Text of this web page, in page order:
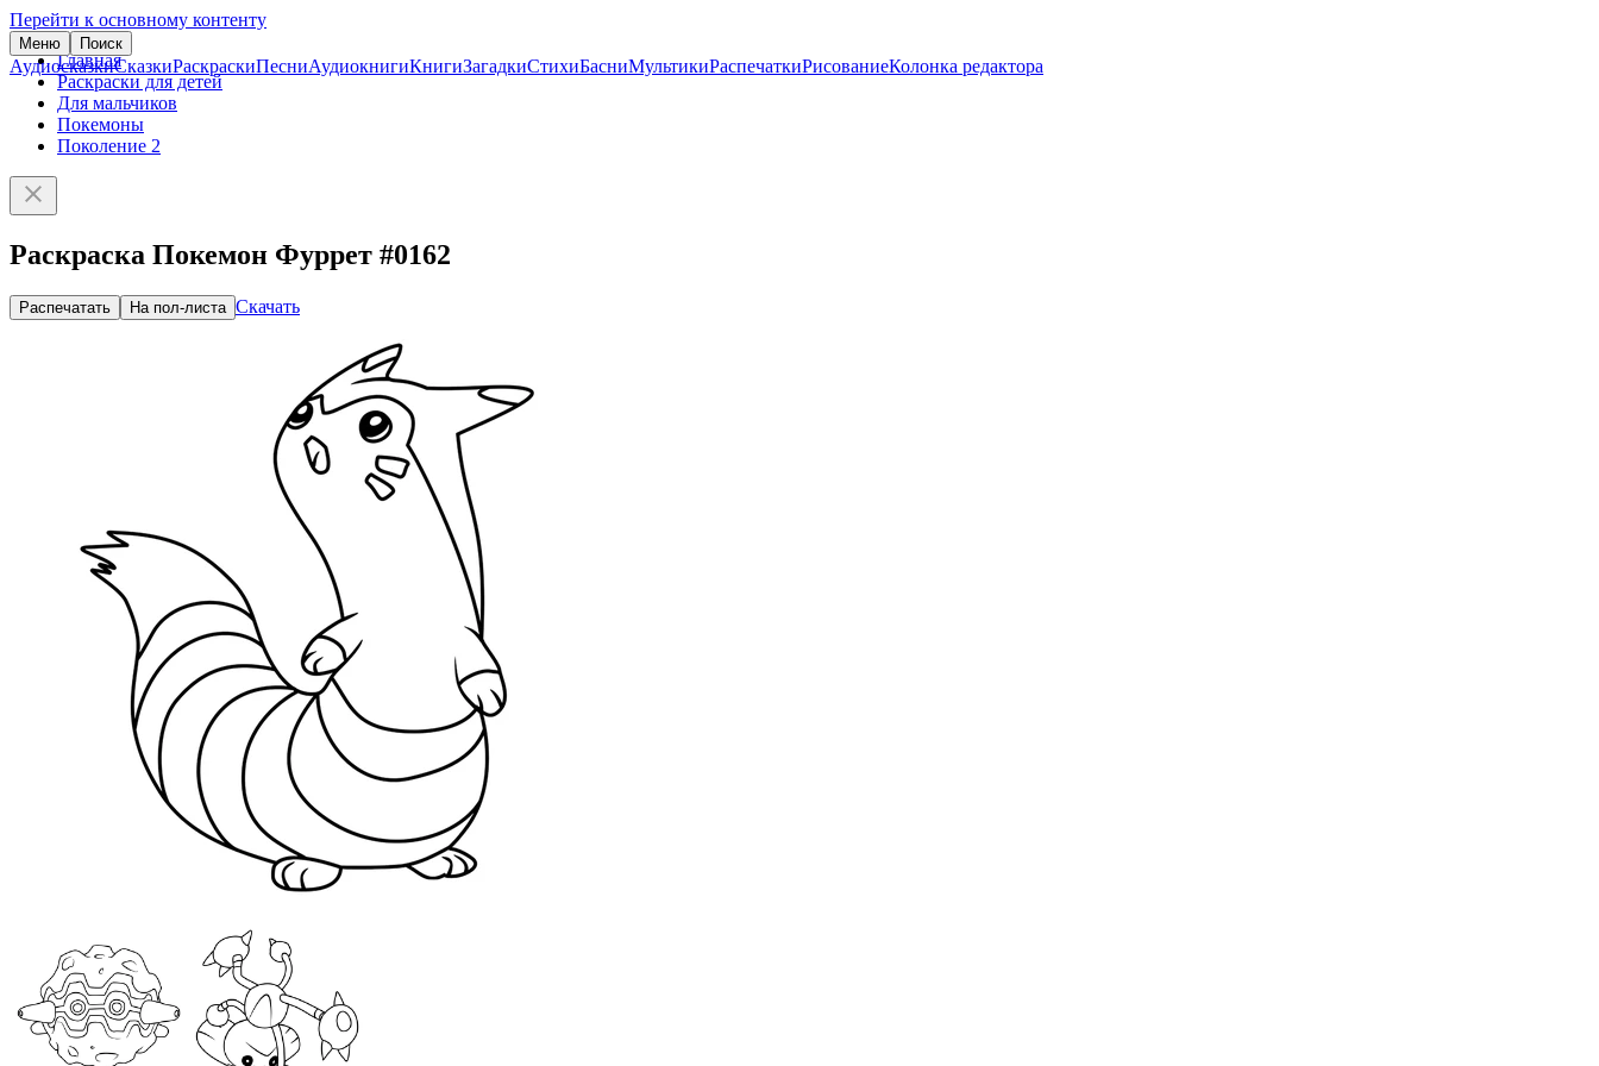
Перейти к основному контенту
Меню Поиск
АудиосказкиСказкиРаскраскиПесниАудиокнигиКнигиЗагадкиСтихиБасниМультикиРаспечаткиРисованиеКолонка редактора
Главная
Раскраски для детей
Для мальчиков
Покемоны
Поколение 2
Раскраска Покемон Фуррет #0162
Распечатать На пол-листа Скачать